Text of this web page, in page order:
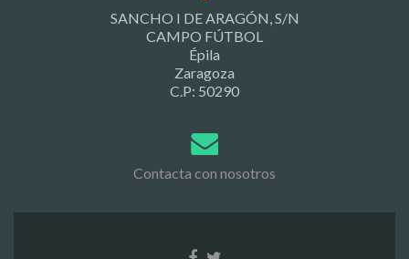
SANCHO I DE ARAGÓN, S/N
CAMPO FÚTBOL
Épila
Zaragoza
C.P: 50290
Contacta con nosotros